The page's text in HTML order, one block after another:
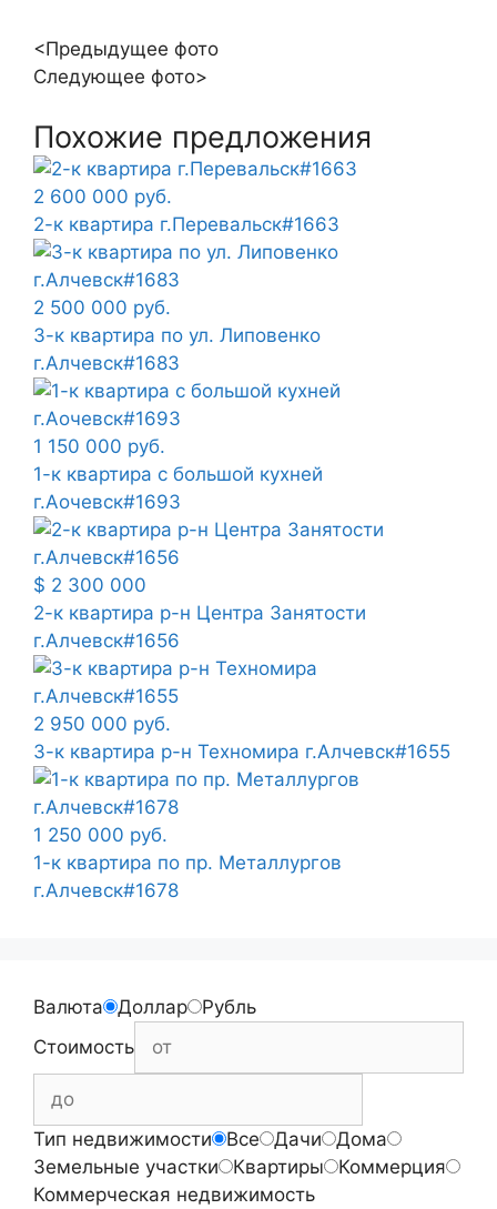
<Предыдущее фото
Следующее фото>
Похожие предложения
2 600 000 руб.
2-к квартира г.Перевальск#1663
2 500 000 руб.
3-к квартира по ул. Липовенко
г.Алчевск#1683
1 150 000 руб.
1-к квартира с большой кухней
г.Аочевск#1693
$ 2 300 000
2-к квартира р-н Центра Занятости
г.Алчевск#1656
2 950 000 руб.
3-к квартира р-н Техномира г.Алчевск#1655
1 250 000 руб.
1-к квартира по пр. Металлургов
г.Алчевск#1678
Валюта Доллар
Рубль
Стоимость
Тип недвижимости Все Дачи
Дома
Земельные участки
Квартиры
Коммерция
Коммерческая недвижимость